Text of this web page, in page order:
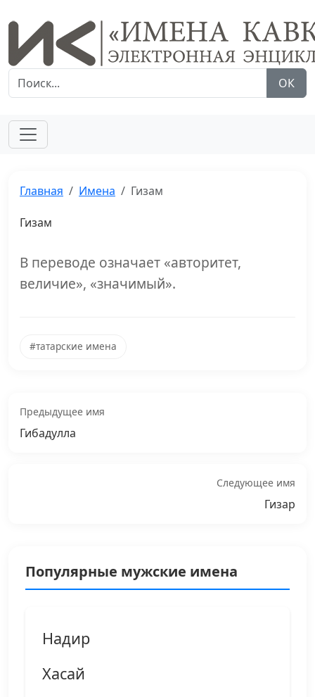
ОК
Главная Имена Гизам
Гизам
В переводе означает «авторитет,
величие», «значимый».
#татарские имена
Предыдущее имя
Гибадулла
Следующее имя
Гизар
Популярные мужские имена
Надир
Хасай